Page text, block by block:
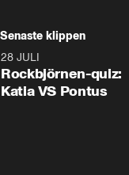
Senaste klippen
28 JULI
Rockbjörnen-quiz:
Katia VS Pontus